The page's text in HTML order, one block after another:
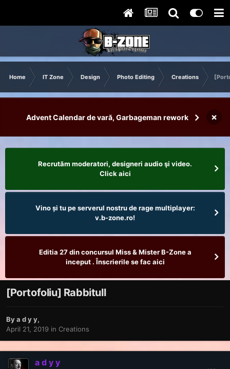
Home IT Zone Design Photo Editing Creations
Advent Calendar de vară, Garbageman rework ×
Recrutăm moderatori, designeri audio şi video.
Click aici
Vino și tu pe serverul nostru de rage multiplayer:
v.b-zone.ro!
Editia 27 din concursul Miss & Mister B-Zone a
inceput . Înscrierile se fac aici
[Portofoliu] Rabbitull
Bya d y y,
April 21, 2019 in Creations
a d y y